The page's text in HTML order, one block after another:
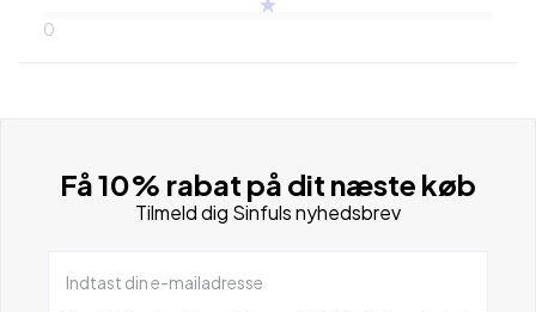
0
Få 10% rabat på dit næste køb
Tilmeld dig Sinfuls nyhedsbrev
Indtast din e-mailadresse